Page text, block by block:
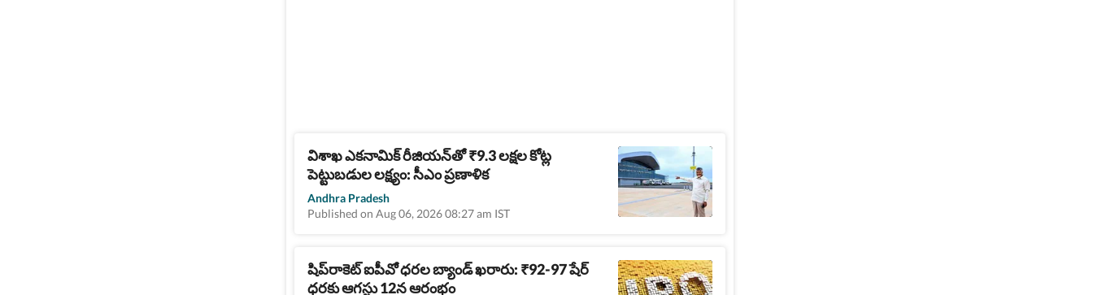
విశాఖ ఎకనామిక్ రీజియన్‌తో₹9.3 లక్షల కోట్ల
పెట్టుబడుల లక్ష్యం: సీఎం ప్రణాళిక
Andhra Pradesh
Published on Aug 06, 2026 08:27 am IST
షిప్‌రాకెట్ ఐపీవో ధరల బ్యాండ్ ఖరారు: ₹92-97 షేర్
ధరకు ఆగస్టు 12న ఆరంభం